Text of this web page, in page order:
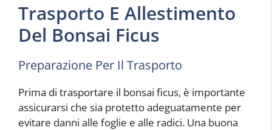
Trasporto E Allestimento
Del Bonsai Ficus
Preparazione Per Il Trasporto
Prima di trasportare il bonsai ficus, è importante
assicurarsi che sia protetto adeguatamente per
evitare danni alle foglie e alle radici. Una buona